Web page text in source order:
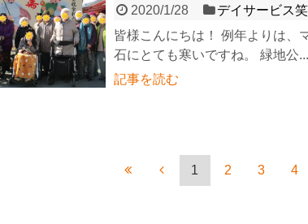
2020/1/28
デイサービス
皆様こんにちは！ 例年よりは、
石にとても寒いですね。 緑地公...
記事を読む
1 2 3 4